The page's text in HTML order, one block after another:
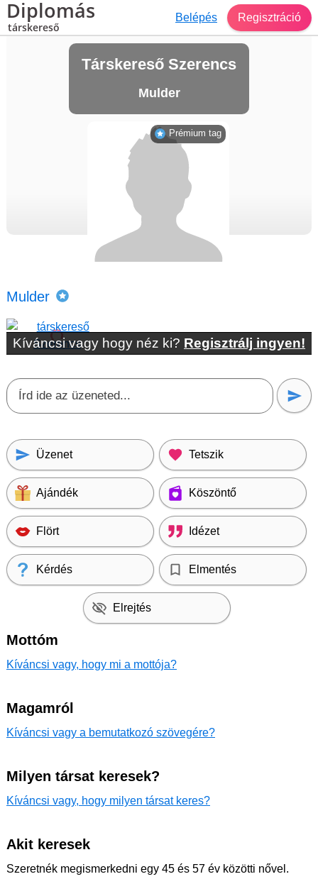
Diplomás
társkereső
Belépés Regisztráció
Társkereső Szerencs
Mulder
Mulder
Kíváncsi vagy hogy néz ki? Regisztrálj ingyen!
Üzenet Tetszik
Ajándék Köszöntő
Flört Idézet
Kérdés Elmentés
Elrejtés
Mottóm
Kíváncsi vagy, hogy mi a mottója?
Magamról
Kíváncsi vagy a bemutatkozó szövegére?
Milyen társat keresek?
Kíváncsi vagy, hogy milyen társat keres?
Akit keresek
Szeretnék megismerkedni egy 45 és 57 év közötti nővel.
Prémium tag